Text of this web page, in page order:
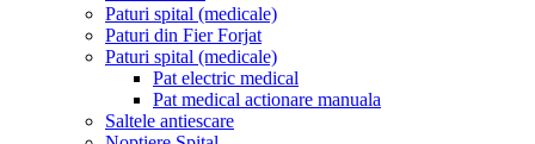
Paturi spital (medicale)
Paturi din Fier Forjat
Paturi spital (medicale)
Pat electric medical
Pat medical actionare manuala
Saltele antiescare